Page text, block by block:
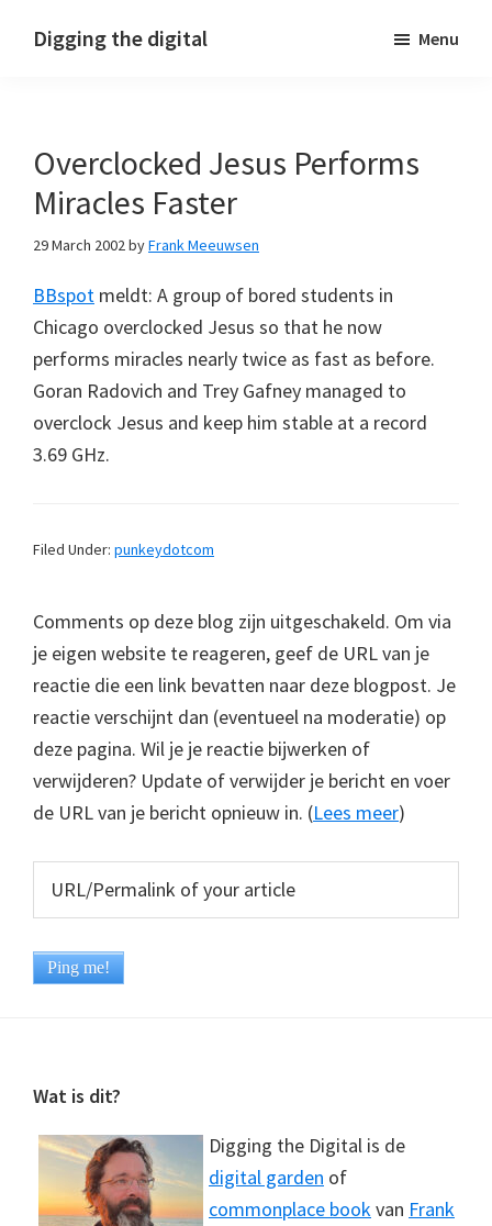
Digging the digital Menu
Overclocked Jesus Performs
Miracles Faster
29 March 2002byFrank Meeuwsen
BBspot meldt: A group of bored students in
Chicago overclocked Jesus so that he now
performs miracles nearly twice as fast as before.
Goran Radovich and Trey Gafney managed to
overclock Jesus and keep him stable at a record
3.69 GHz.
Filed Under: punkeydotcom
Comments op deze blog zijn uitgeschakeld. Om via
je eigen website te reageren, geef de URL van je
reactie die een link bevatten naar deze blogpost. Je
reactie verschijnt dan (eventueel na moderatie) op
deze pagina. Wil je je reactie bijwerken of
verwijderen? Update of verwijder je bericht en voer
de URL van je bericht opnieuw in. (Lees meer)
Footer
Wat is dit?
Digging the Digital is de
digital garden of
commonplace bookvan Frank